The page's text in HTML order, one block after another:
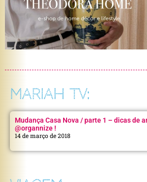
MARIAH TV:
Mudança Casa Nova / parte 1 – dicas de
@organnize !
14 de março de 2018